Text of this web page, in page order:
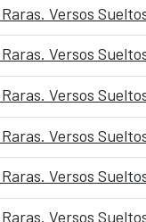
Raras. Versos
Raras. Versos
Raras. Versos
Versos
Raras. Versos
Versos